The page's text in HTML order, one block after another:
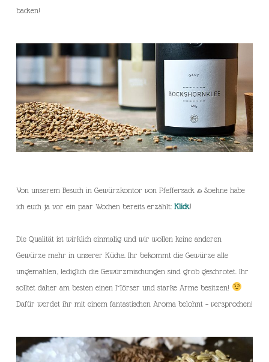
backen!
Von unserem Besuch in Gewürzkontor von Pfeffersack & Soehne habe
ich euch ja vor ein paar Wochen bereits erzählt: Klick!
Die Qualität ist wirklich einmalig und wir wollen keine anderen
Gewürze mehr in unserer Küche. Ihr bekommt die Gewürze alle
ungemahlen, lediglich die Gewürzmischungen sind grob geschrotet. Ihr
solltet daher am besten einen Mörser und starke Arme besitzen!
Dafür werdet ihr mit einem fantastischen Aroma belohnt – versprochen!